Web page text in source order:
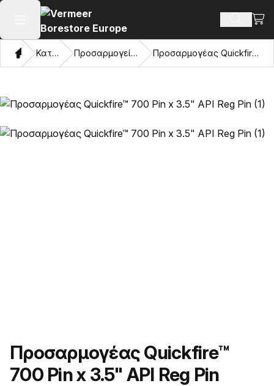
Άνοιγμα κύριου μενού
Σπίτι Κατάλογος Προσαρμογείς και μάτια έλξης Προσαρμογέας Quickfire™ 700 Pin x 3.5" API Reg Pin
Όνομα προϊόντος
Προσαρμογέας Quickfire™
700 Pin x 3.5" API Reg Pin